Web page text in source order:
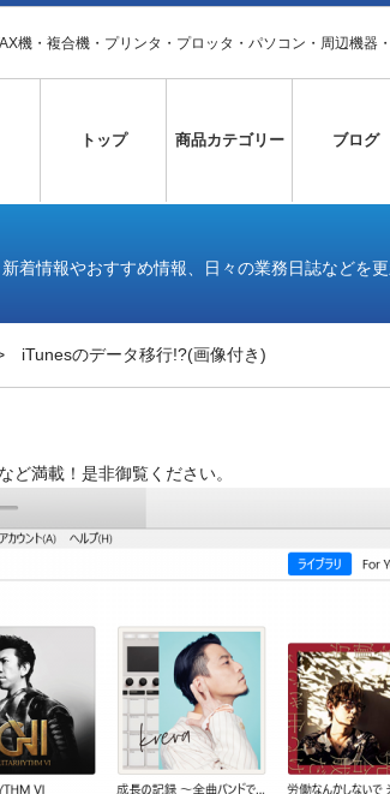
機・複合機・プリンタ・プロッタ・パソコン・周辺機器
トップ 商品カテゴリー ブログ
着情報やおすすめ情報、日々の業務日誌などを
iTunesのデータ移行!?(画像付き)
ど満載！是非御覧ください。